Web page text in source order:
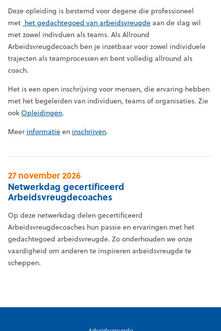
Deze opleiding is bestemd voor degene die professioneel
met het gedachtegoed van arbeidsvreugde aan de slag wil
met zowel indivduen als teams. Als Allround
Arbeidsvreugdecoach ben je inzetbaar voor zowel individuele
trajecten als teamprocessen en bent volledig allround als
coach.
Het is een open inschrijving voor mensen, die ervaring hebben
met het begeleiden van individuen, teams of organisaties. Zie
ook Opleidingen.
Meer informatie en inschrijven.
27 november 2026
Netwerkdag gecertificeerd
Arbeidsvreugdecoaches
Op deze netwerkdag delen gecertificeerd
Arbeidsvreugdecoaches hun passie en ervaringen met het
gedachtegoed arbeidsvreugde. Zo onderhouden we onze
vaardigheid om anderen te inspireren arbeidsvreugde te
scheppen.